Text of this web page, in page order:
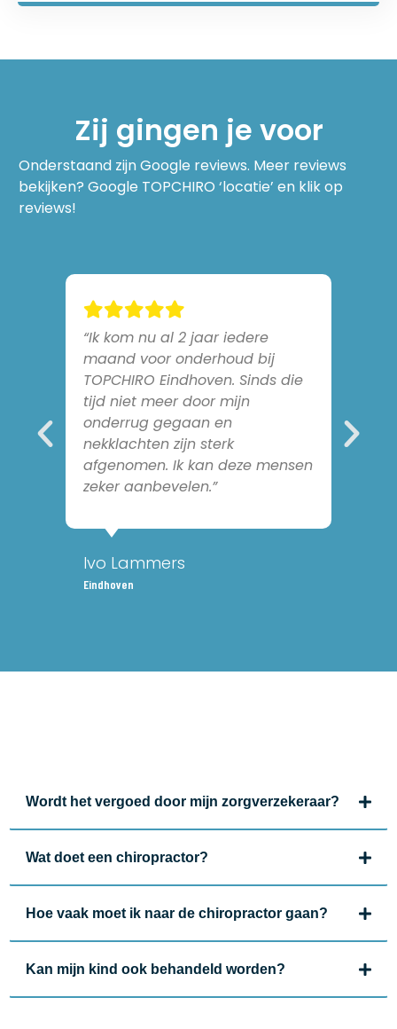
Zij gingen je voor
Onderstaand zijn Google reviews. Meer reviews
bekijken? Google TOPCHIRO ‘locatie’ en klik op
reviews!
“Ik kom nu al 2 jaar iedere
maand voor onderhoud bij
TOPCHIRO Eindhoven. Sinds die
tijd niet meer door mijn
onderrug gegaan en
nekklachten zijn sterk
afgenomen. Ik kan deze mensen
zeker aanbevelen.”
Ivo Lammers
Eindhoven
Wordt het vergoed door mijn zorgverzekeraar?
Wat doet een chiropractor?
Hoe vaak moet ik naar de chiropractor gaan?
Kan mijn kind ook behandeld worden?